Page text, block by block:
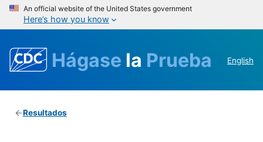
An official website of the United States government
Here’s how you know
Hágase la Prueba English
Resultados